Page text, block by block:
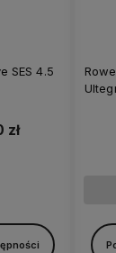
SES 4.5
zł